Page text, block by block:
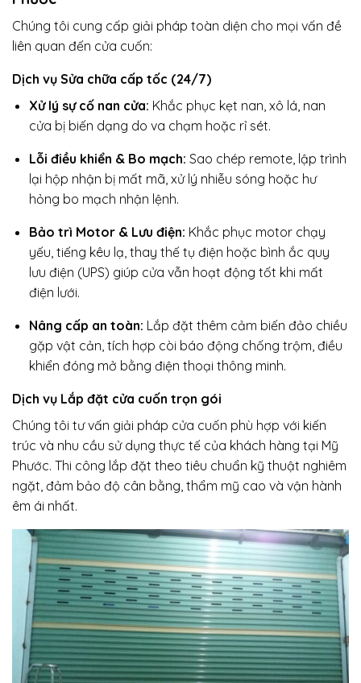
Chúng tôi cung cấp giải pháp toàn diện cho mọi vấn đề
liên quan đến cửa cuốn:
Dịch vụ Sửa chữa cấp tốc (24/7)
Xử lý sự cố nan cửa: Khắc phục kẹt nan, xô lá, nan
cửa bị biến dạng do va chạm hoặc rỉ sét.
Lỗi điều khiển & Bo mạch: Sao chép remote, lập trình
lại hộp nhận bị mất mã, xử lý nhiễu sóng hoặc hư
hỏng bo mạch nhận lệnh.
Bảo trì Motor & Lưu điện: Khắc phục motor chạy
yếu, tiếng kêu lạ, thay thế tụ điện hoặc bình ắc quy
lưu điện (UPS) giúp cửa vẫn hoạt động tốt khi mất
điện lưới.
Nâng cấp an toàn: Lắp đặt thêm cảm biến đảo chiều
gặp vật cản, tích hợp còi báo động chống trộm, điều
khiển đóng mở bằng điện thoại thông minh.
Dịch vụ Lắp đặt cửa cuốn trọn gói
Chúng tôi tư vấn giải pháp cửa cuốn phù hợp với kiến
trúc và nhu cầu sử dụng thực tế của khách hàng tại Mỹ
Phước. Thi công lắp đặt theo tiêu chuẩn kỹ thuật nghiêm
ngặt, đảm bảo độ cân bằng, thẩm mỹ cao và vận hành
êm ái nhất.